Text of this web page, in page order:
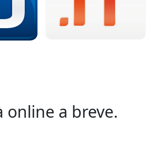
online a breve.